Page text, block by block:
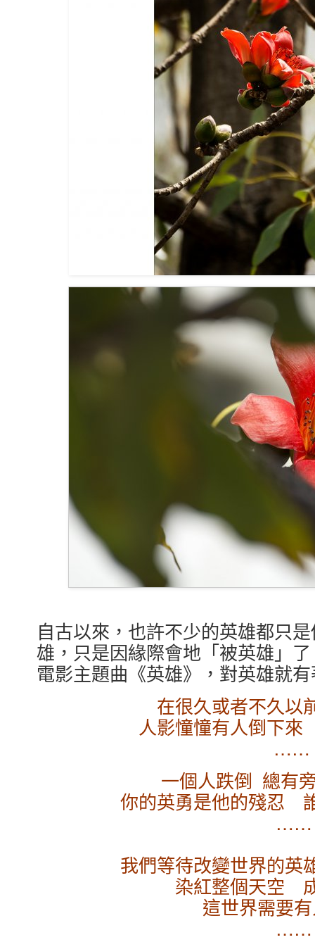
自古以來，也許不少的英雄都只
雄，只是因緣際會地「被英雄」
電影主題曲《英雄》，對英雄就
在很久或者不久
人影憧憧有人倒下
……
一個人跌倒 總有
你的英勇是他的殘忍
……
我們等待改變世界的
染紅整個天空
這世界需要
……